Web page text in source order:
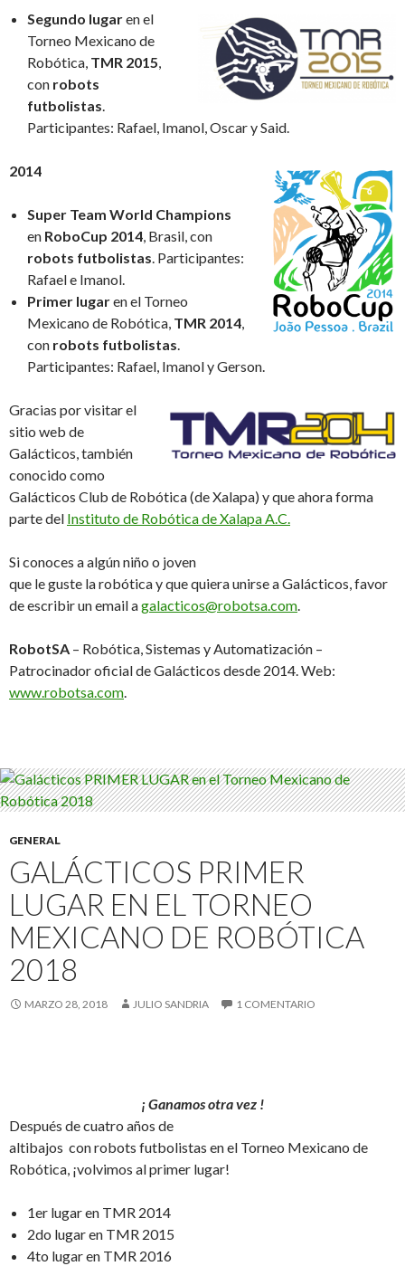
Segundo lugaren el
Torneo Mexicano de
Robótica, TMR 2015,
con robots
futbolistas.
Participantes: Rafael, Imanol, Oscar y Said.
2014
Super Team World Champions
en RoboCup 2014, Brasil, con
robots futbolistas. Participantes:
Rafael e Imanol.
Primer lugaren el Torneo
Mexicano de Robótica, TMR 2014,
con robots futbolistas.
Participantes: Rafael, Imanol y Gerson.
Gracias por visitar el
sitio web de
Galácticos, también
conocido como
Galácticos Club de Robótica (de Xalapa) y que ahora forma
parte del Instituto de Robótica de Xalapa A.C.
Si conoces a algún niño o joven
que le guste la robótica y que quiera unirse a Galácticos, favor
de escribir un email agalacticos@robotsa.com.
RobotSA – Robótica, Sistemas y Automatización –
Patrocinador oficial de Galácticos desde 2014. Web:
www.robotsa.com.
GENERAL
GALÁCTICOS PRIMER
LUGAR EN EL TORNEO
MEXICANO DE ROBÓTICA
2018
MARZO 28, 2018 JULIO SANDRIA 1 COMENTARIO
¡ Ganamos otra vez !
Después de cuatro años de
altibajos con robots futbolistas en el Torneo Mexicano de
Robótica, ¡volvimos al primer lugar!
1er lugar en TMR 2014
2do lugar en TMR 2015
4to lugar en TMR 2016